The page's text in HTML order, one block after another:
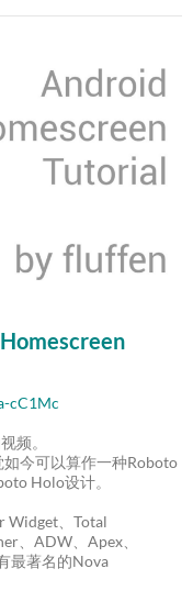
cC1Mc
频。
今可以算作一种Roboto
Holo设计。
Widget、Total
、ADW、Apex、
最著名的Nova